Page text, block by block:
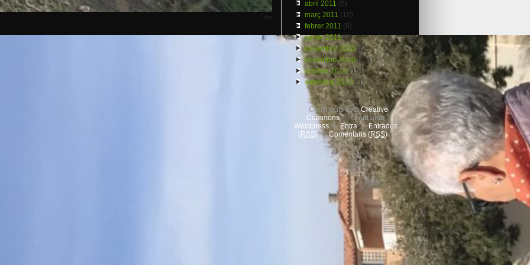
>>
abril 2011 (5)
març 2011 (10)
febrer 2011 (8)
gener 2011(3)
desembre 2010(6)
novembre 2010(15)
octubre 2010(15)
setembre 2010(3)
Continguts sotaCreative
Commons
Creat amb
Wordpress
Entra
Entrades
(RSS) Comentaris (RSS)